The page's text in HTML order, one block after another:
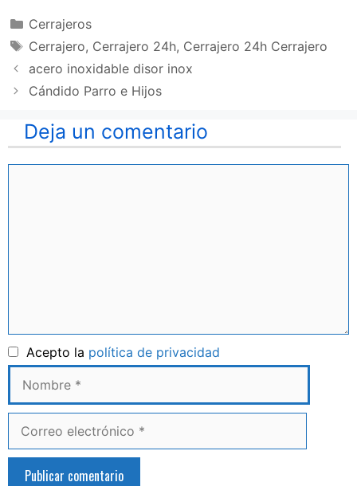
Categorías
Cerrajeros
Etiquetas
Cerrajero, Cerrajero 24h, Cerrajero 24h Cerrajero
acero inoxidable disor inox
Cándido Parro e Hijos
Deja un comentario
Acepto la política de privacidad